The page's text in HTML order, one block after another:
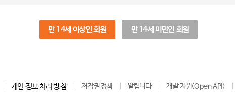
만 14세 이상인 회원 만 14세 미만인 회원
개인 정보 처리 방침 저작권 정책 알립니다 개발 지원(Open API)